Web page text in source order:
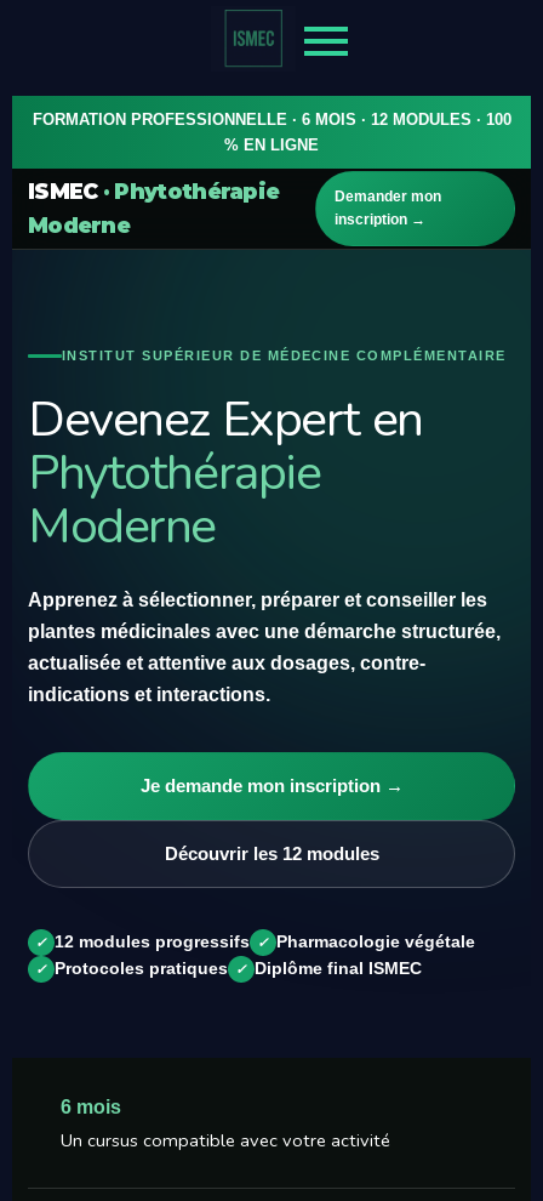
FORMATION PROFESSIONNELLE · 6 MOIS · 12 MODULES · 100
% EN LIGNE
ISMEC · Phytothérapie
Moderne
Demander mon
inscription →
INSTITUT SUPÉRIEUR DE MÉDECINE COMPLÉMENTAIRE
Devenez Expert en
Phytothérapie
Moderne
Apprenez à sélectionner, préparer et conseiller les
plantes médicinales avec une démarche structurée,
actualisée et attentive aux dosages, contre-
indications et interactions.
Je demande mon inscription →
Découvrir les 12 modules
✓ 12 modules progressifs ✓ Pharmacologie végétale
✓ Protocoles pratiques ✓ Diplôme final ISMEC
6 mois
Un cursus compatible avec votre activité